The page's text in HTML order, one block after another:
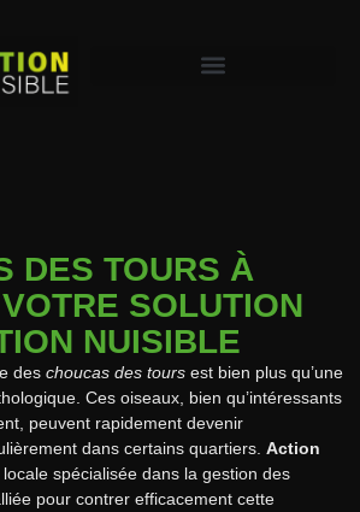
DES TOURS À
SOLUTION
NUISIBLE
des choucas des tours est bien plus qu’une
Ces oiseaux, bien qu’intéressants
peuvent rapidement devenir
dans certains quartiers. Action
locale spécialisée dans la gestion des
pour contrer efficacement cette